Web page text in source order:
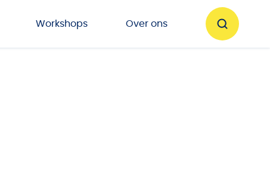
Workshops Over ons